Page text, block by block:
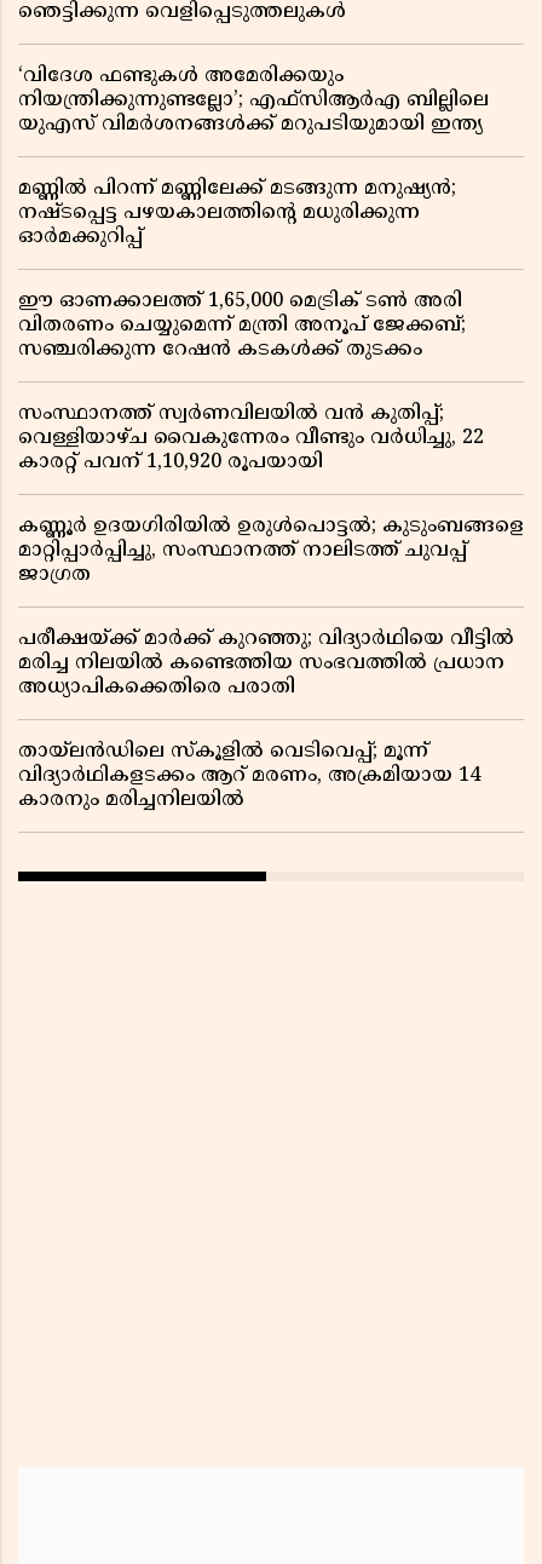
ഞെട്ടിക്കുന്ന വെളിപ്പെടുത്തലുകൾ
‘വിദേശ ഫണ്ടുകൾ അമേരിക്കയും
നിയന്ത്രിക്കുന്നുണ്ടല്ലോ’; എഫ്സിആർഎ ബില്ലിലെ
യുഎസ് വിമർശനങ്ങൾക്ക് മറുപടിയുമായി ഇന്ത്യ
മണ്ണിൽ പിറന്ന് മണ്ണിലേക്ക് മടങ്ങുന്ന മനുഷ്യൻ;
നഷ്ടപ്പെട്ട പഴയകാലത്തിൻ്റെ മധുരിക്കുന്ന
ഓർമക്കുറിപ്പ്
ഈ ഓണക്കാലത്ത് 1,65,000 മെട്രിക് ടൺ അരി
വിതരണം ചെയ്യുമെന്ന് മന്ത്രി അനൂപ് ജേക്കബ്;
സഞ്ചരിക്കുന്ന റേഷൻ കടകൾക്ക് തുടക്കം
സംസ്ഥാനത്ത് സ്വർണവിലയിൽ വൻ കുതിപ്പ്;
വെള്ളിയാഴ്ച വൈകുന്നേരം വീണ്ടും വർധിച്ചു, 22
കാരറ്റ് പവന് 1,10,920 രൂപയായി
കണ്ണൂർ ഉദയഗിരിയിൽ ഉരുൾപൊട്ടൽ; കുടുംബങ്ങളെ
മാറ്റിപ്പാർപ്പിച്ചു, സംസ്ഥാനത്ത് നാലിടത്ത് ചുവപ്പ്
ജാഗ്രത
പരീക്ഷയ്ക്ക് മാർക്ക് കുറഞ്ഞു; വിദ്യാർഥിയെ വീട്ടിൽ
മരിച്ച നിലയിൽ കണ്ടെത്തിയ സംഭവത്തിൽ പ്രധാന
അധ്യാപികക്കെതിരെ പരാതി
തായ്‌ലൻഡിലെ സ്‌കൂളിൽ വെടിവെപ്പ്; മൂന്ന്
വിദ്യാർഥികളടക്കം ആറ് മരണം, അക്രമിയായ 14
കാരനും മരിച്ചനിലയിൽ